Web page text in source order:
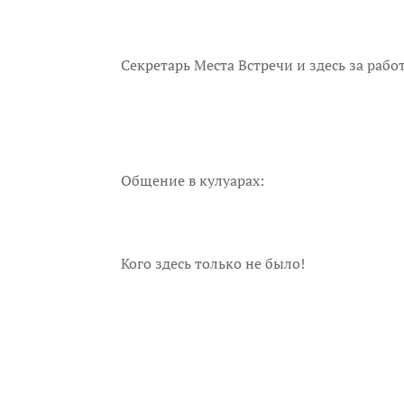
Секретарь Места Встречи и здесь за
Общение в кулуарах:
Кого здесь только не было!